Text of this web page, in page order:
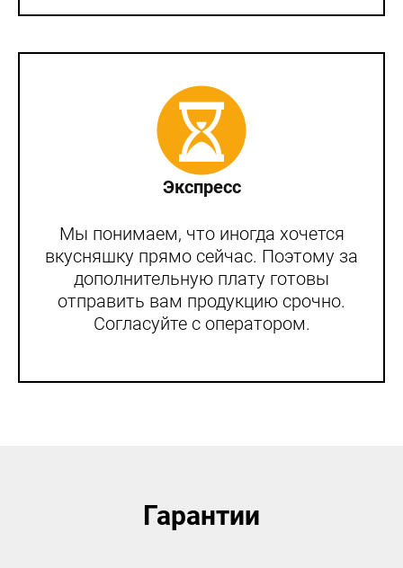
Экспресс
Мы понимаем, что иногда хочется
вкусняшку прямо сейчас. Поэтому за
дополнительную плату готовы
отправить вам продукцию срочно.
Согласуйте с оператором.
Гарантии